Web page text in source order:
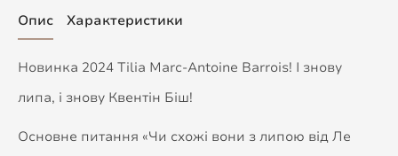
Опис Характеристики
Новинка 2024 Tilia Marc-Antoine Barrois! І знову
липа, і знову Квентін Біш!
Основне питання «Чи схожі вони з липою від Ле